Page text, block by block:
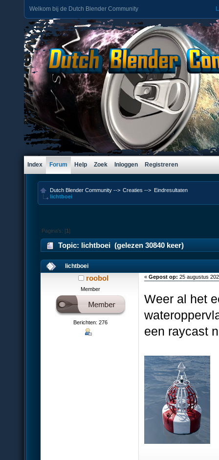
Welkom bij de Dutch Blender Community
Index Forum Help Zoek Inloggen Registreren
Dutch Blender Community --> Creaties --> Eindresultaten
lichtboei
Pagina's: [1]
Topic: lichtboei (gelezen 30840 keer)
lichtboei
roobol
Member
Berichten: 276
«Gepost op: 25 augustus
Weer al het
een raycast